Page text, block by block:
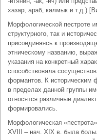
хазар, араб, калмык и т.д.)
Морфологической пестроте
структурного, так и
присоединяясь к
этническому названию,
указания на конкретный
способствовала
формантов. К историческим
в пределах данной группы
относятся различные
формировались.
Морфологическая
XVIII – нач. XIX в. была